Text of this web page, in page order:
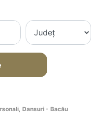
Dansuri - Bacău